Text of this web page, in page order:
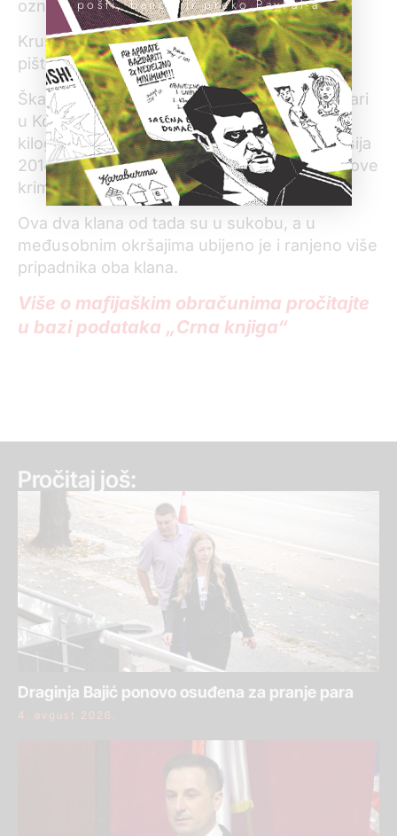
označeni kao članovi škaljarskog klana.
Kruščić je tada policiji rekao da je pronađeni
pištolj pripadao njemu.
Škaljarski klan dobio je naziv po mestu Škaljari
u Kotoru. Nakon nestanka više od 200
kilograma kokaina u španskom gradu Valensija
2014. godine, došlo je do razilaženja unutar ove
kriminalne grupe i formiran je kavački klan.
Ova dva klana od tada su u sukobu, a u
međusobnim okršajima ubijeno je i ranjeno više
pripadnika oba klana.
Više o mafijaškim obračunima pročitajte
u bazi podataka „Crna knjiga“
Pročitaj još:
Draginja Bajić ponovo osuđena za pranje para
4. avgust 2026.
pošti, banci ili preko PayPal-a